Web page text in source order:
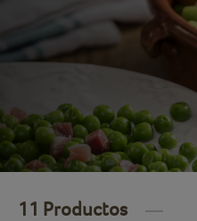
11 Productos